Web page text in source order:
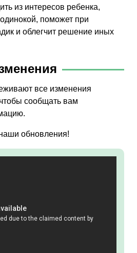
из интересов ребенка,
поможет при
и облегчит решение иных
все изменения
сообщать вам
обновления!